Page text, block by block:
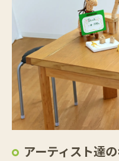
アーティスト達